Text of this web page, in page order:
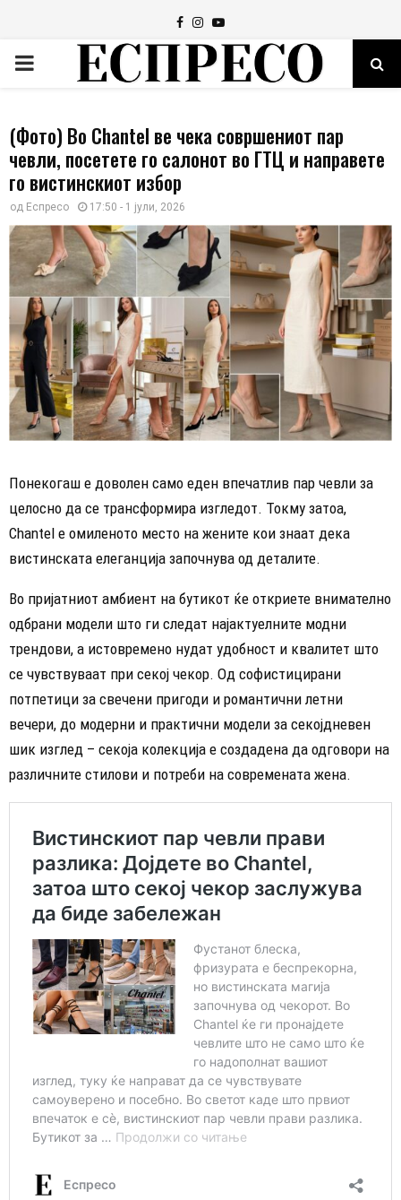
Facebook
Instagram
Youtube
PRIMARY
(Фото) Во Chantel ве чека совршениот пар
чевли, посетете го салонот во ГТЦ и направете
го вистинскиот избор
од Еспресо 17:50 - 1 јули, 2026
Понекогаш е доволен само еден впечатлив пар чевли за
целосно да се трансформира изгледот. Токму затоа,
Chantel е омиленото место на жените кои знаат дека
вистинската елеганција започнува од деталите.
Во пријатниот амбиент на бутикот ќе откриете внимателно
одбрани модели што ги следат најактуелните модни
трендови, а истовремено нудат удобност и квалитет што
се чувствуваат при секој чекор. Од софистицирани
потпетици за свечени пригоди и романтични летни
вечери, до модерни и практични модели за секојдневен
шик изглед – секоја колекција е создадена да одговори на
различните стилови и потреби на современата жена.